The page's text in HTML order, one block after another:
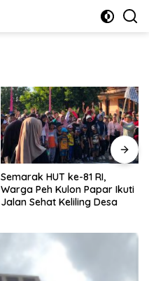
Semarak HUT ke-81 RI,
Warga Peh Kulon Papar Ikuti
Jalan Sehat Keliling Desa